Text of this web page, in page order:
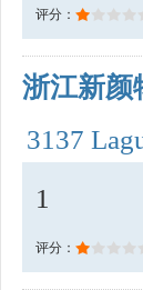
评分：
浙江新颜
3137
1
评分：